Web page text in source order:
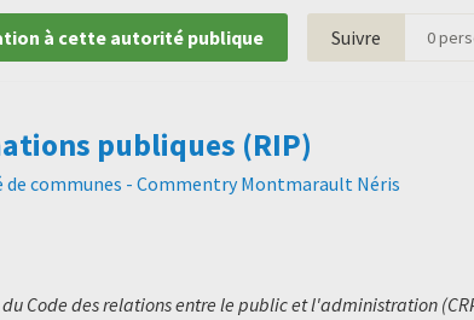
à cette autorité publique Suivre 0
publiques (RIP)
de communes - Commentry Montmarault Néris
Code des relations entre le public et l'administration